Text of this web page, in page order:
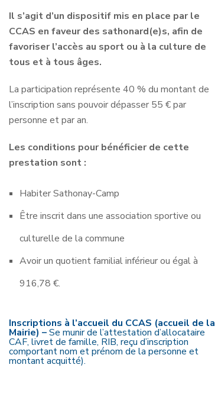
Il s’agit d’un dispositif mis en place par le
CCAS en faveur des sathonard(e)s, afin de
favoriser l’accès au sport ou à la culture de
tous et à tous âges.
La participation représente 40 % du montant de
l’inscription sans pouvoir dépasser 55 € par
personne et par an.
Les conditions pour bénéficier de cette
prestation sont :
Habiter Sathonay-Camp
Être inscrit dans une association sportive ou
culturelle de la commune
Avoir un quotient familial inférieur ou égal à
916,78 €.
Inscriptions à l’accueil du CCAS (accueil de la
Mairie) –Se munir de l’attestation d’allocataire
CAF, livret de famille, RIB, reçu d’inscription
comportant nom et prénom de la personne et
montant acquitté).